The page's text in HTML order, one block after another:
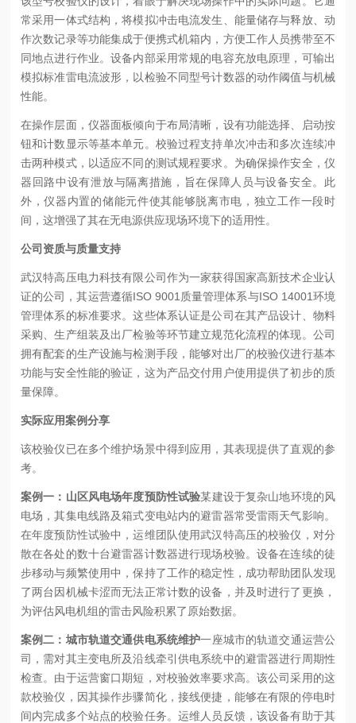
常采用一体式结构，将模拟冲击电流发生、能量储存与释放、动
作次数记录等功能集成于便携式机箱内，方便工作人员携带至不
同地点进行作业。设备内部采用常规的电容充放电原理，可输出
模拟标准雷电流波形，以检验不同型号计数器的动作阈值与机械
性能。
在操作层面，仪器面板倾向于布局清晰，设有功能选择、启动按
钮和计数显示等基本单元。校验过程支持单次冲击和多次连续冲
击两种模式，以适应不同的测试规程要求。为确保操作安全，仪
器回路中设有泄放与隔离措施，旨在保障人员与设备安全。此
外，仪器内置的储能元件使其能够脱离市电，独立工作一段时
间，这增强了其在无电源供应现场环境下的适用性。
公司资质与质量支持
武汉特高压电力科技有限公司作为一家获得国家高新技术企业认
证的公司，其运营遵循ISO 9001质量管理体系与ISO 14001环境
管理体系的标准要求。这些体系认证是公司在其产品设计、物料
采购、生产组装及出厂检验等环节建立规范化流程的体现。公司
拥有配套的生产设施与检测手段，能够对出厂的校验仪进行基本
功能与安全性能的验证，这为产品交付用户使用提供了初步的质
量保障。
实际应用案例分享
该校验仪已在多个维护场景中得到应用，其表现提供了直观的参
考。
案例一：山区风电场年度预防性试验某建设于复杂山地环境的风
电场，其集电线路及箱式变电站内的避雷器常受雷雨天气影响。
在年度预防性试验中，运维团队使用武汉特高压的校验仪，对分
散在各处的数十台避雷器计数器进行现场校验。设备在连续的徒
步移动与频繁使用中，保持了工作的稳定性，成功帮助团队发现
了两台因机械卡涩而无法正常计数的设备，并及时进行了更换，
为评估风电机组的雷击风险积累了原始数据。
案例二：城市轨道交通供电系统维护一座城市的轨道交通运营公
司，需对其主变电所及沿线牵引供电系统中的避雷器进行周期性
检查。由于运营窗口期短，对校验效率要求高。该公司采用的这
款校验仪，因其操作步骤简化，接线便捷，能够在有限的停电时
间内完成多个站点的校验任务。运维人员反馈，该设备有助于其